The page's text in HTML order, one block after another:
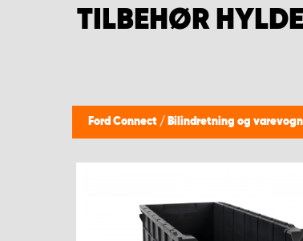
TILBEHØR
Ford Connect / Bilindretning og